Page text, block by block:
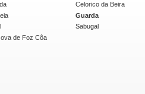
Celorico da Beira
Guarda
Sabugal
de Foz Côa